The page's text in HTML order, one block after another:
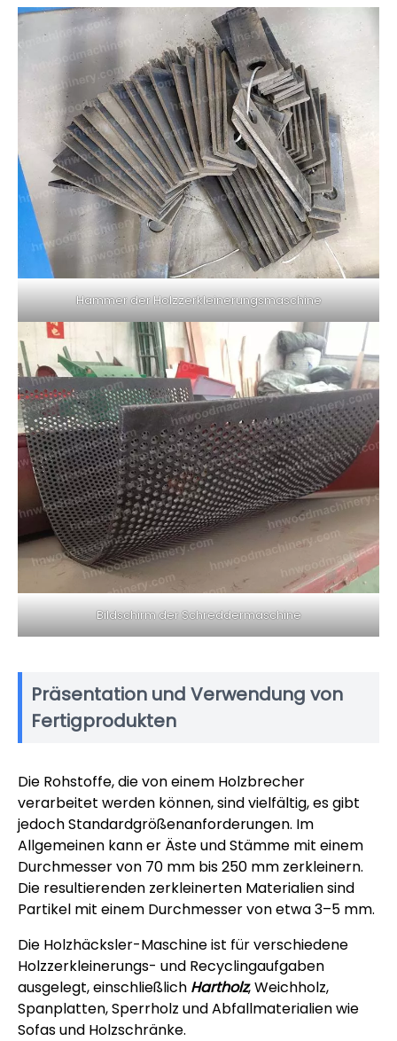
Hammer der Holzzerkleinerungsmaschine
Bildschirm der Schreddermaschine
Präsentation und Verwendung von
Fertigprodukten
Die Rohstoffe, die von einem Holzbrecher
verarbeitet werden können, sind vielfältig, es gibt
jedoch Standardgrößenanforderungen. Im
Allgemeinen kann er Äste und Stämme mit einem
Durchmesser von 70 mm bis 250 mm zerkleinern.
Die resultierenden zerkleinerten Materialien sind
Partikel mit einem Durchmesser von etwa 3–5 mm.
Die Holzhäcksler-Maschine ist für verschiedene
Holzzerkleinerungs- und Recyclingaufgaben
ausgelegt, einschließlich Hartholz, Weichholz,
Spanplatten, Sperrholz und Abfallmaterialien wie
Sofas und Holzschränke.